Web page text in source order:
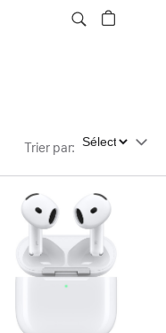
Trier par: Trier par